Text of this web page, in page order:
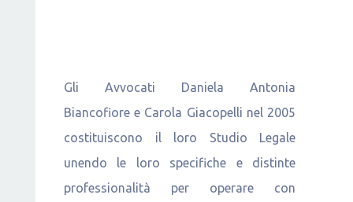
Gli Avvocati Daniela Antonia
Biancofiore e Carola Giacopelli nel 2005
costituiscono il loro Studio Legale
unendo le loro specifiche e distinte
professionalità per operare con